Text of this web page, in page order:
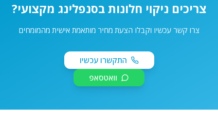
צריכים ניקוי חלונות בסנפלינג מקצועי?
צרו קשר עכשיו וקבלו הצעת מחיר מותאמת אישית מהמומחים
התקשרו עכשיו
וואטסאפ